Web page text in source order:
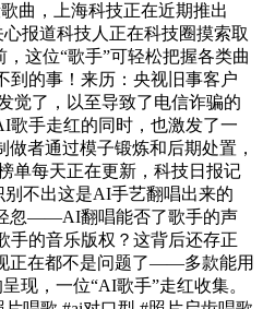
曲，上海科技正在近期推出
心报道科技人正在科技圈摸索取
这位“歌手”可轻松把握各类曲
到的事！来历：央视旧事客户
觉了，以至导致了电信诈骗的
歌手走红的同时，也激发了一
者通过模子锻炼和后期处置，
单每天正在更新，科技日报记
别不出这是AI手艺翻唱出来的
忽——AI翻唱能否了歌手的声
手的音乐版权？这背后还存正
正在都不是问题了——多款能用
现，一位“AI歌手”走红收集。